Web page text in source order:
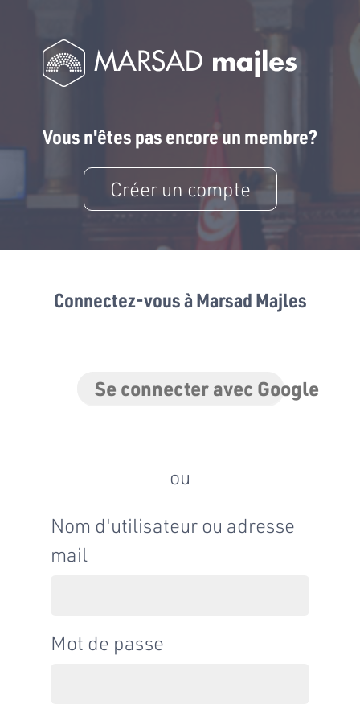
Vous n'êtes pas encore un membre?
Créer un compte
Connectez-vous à Marsad Majles
Se connecter avec Google
ou
Nom d'utilisateur ou adresse
mail
Mot de passe